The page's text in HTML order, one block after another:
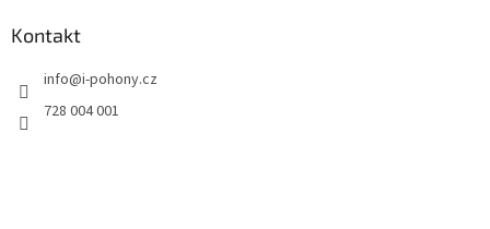
Kontakt
info@i-pohony.cz
728 004 001